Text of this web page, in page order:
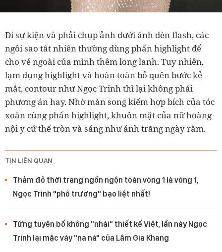
Đi sự kiện và phải chụp ảnh dưới ánh đèn flash, các
ngôi sao tất nhiên thường dùng phấn highlight để
cho vẻ ngoài của mình thêm long lanh. Tuy nhiên,
lạm dụng highlight và hoàn toàn bỏ quên bước kẻ
mắt, contour như Ngọc Trinh thì lại không phải
phương án hay. Nhờ màn song kiếm hợp bích của tóc
xoăn cùng phấn highlight, khuôn mặt của nữ hoàng
nội y cứ thế tròn và sáng như ánh trăng ngày rằm.
TIN LIÊN QUAN
Thảm đỏ thời trang ngồn ngộn toàn vòng 1 là vòng 1,
Ngọc Trinh "phô trương" bạo liệt nhất!
Từng tuyên bố không "nhái" thiết kế Việt, lần này Ngọc
Trinh lại mặc váy "na ná" của Lâm Gia Khang